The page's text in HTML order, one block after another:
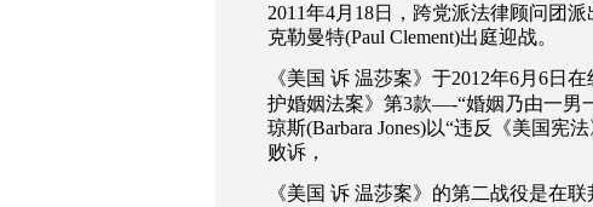
2011年4月 18日，跨党派法律顾问团派
克勒曼特(Paul Clement)出庭迎战。
《美国 诉 温莎案》于2012年6月 6日在
护婚姻法案》第3款—-“婚姻乃由一男
琼斯(Barbara Jones)以“违反《美国宪法
败诉，
《美国 诉 温莎案》的第二战役是在联